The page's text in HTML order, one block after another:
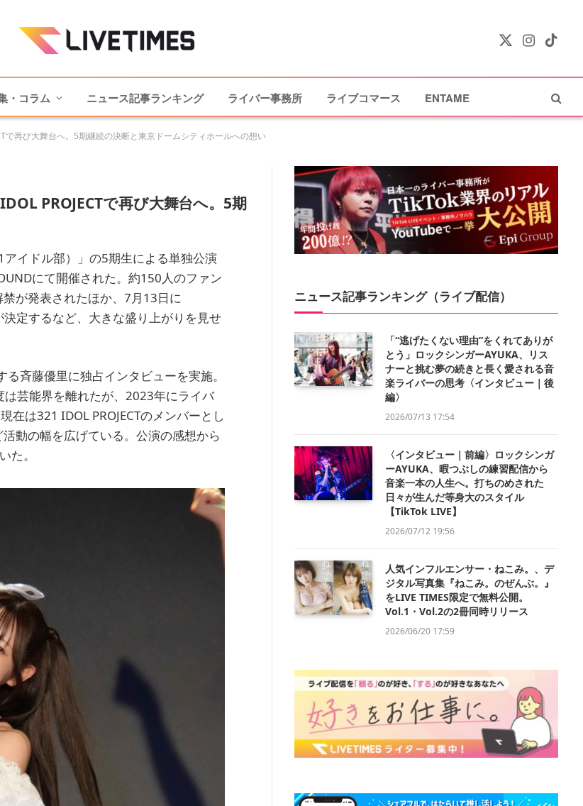
X
Instagram
TikTok
・コラム ニュース記事ランキング ライバー事務所 ライブコマース ENTAME
で再び大舞台へ。5期継続の決断と東京ドームシティホールへの想い
PROJECTで再び大舞台へ。5期
イドル部）」の5期生による単独公演
にて開催された。約150人のファン
が発表されたほか、7月13日に
定するなど、大きな盛り上がりを見せ
る斉藤優里に独占インタビューを実施。
芸能界を離れたが、2023年にライバ
は321 IDOL PROJECTのメンバーとし
動の幅を広げている。公演の感想から
た。
ニュース記事ランキング（ライブ配信）
「“逃げたくない理由”をくれてありが
とう」ロックシンガーAYUKA、リス
ナーと挑む夢の続きと長く愛される音
楽ライバーの思考〈インタビュー｜後
編〉
2026/07/13 17:54
〈インタビュー｜前編〉ロックシンガ
ーAYUKA、暇つぶしの練習配信から
音楽一本の人生へ。打ちのめされた
日々が生んだ等身大のスタイル
【TikTok LIVE】
2026/07/12 19:56
人気インフルエンサー・ねこみ。、デ
ジタル写真集『ねこみ。のぜんぶ。』
をLIVE TIMES限定で無料公開。
Vol.1・Vol.2の2冊同時リリース
2026/06/20 17:59